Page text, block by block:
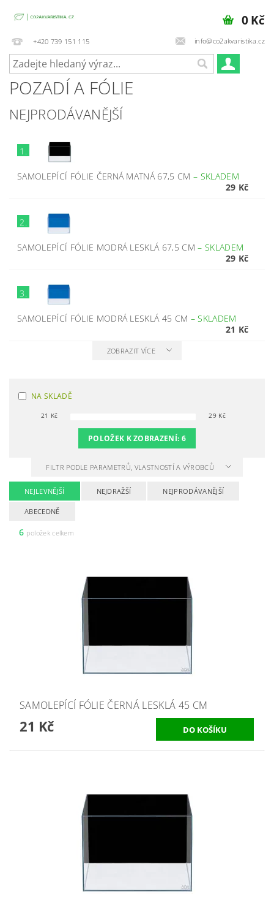
+420 739 151 115 info@co2akvaristika.cz
0 Kč
POZADÍ A FÓLIE
NEJPRODÁVANĚJŠÍ
1.
SAMOLEPÍCÍ FÓLIE ČERNÁ MATNÁ 67,5 CM – SKLADEM
29 Kč
2.
SAMOLEPÍCÍ FÓLIE MODRÁ LESKLÁ 67,5 CM– SKLADEM
29 Kč
3.
SAMOLEPÍCÍ FÓLIE MODRÁ LESKLÁ 45 CM –SKLADEM
21 Kč
ZOBRAZIT VÍCE
NA SKLADĚ
21 Kč 29Kč
POLOŽEK K ZOBRAZENÍ: 6
FILTR PODLE PARAMETRŮ, VLASTNOSTÍ A VÝROBCŮ
NEJLEVNĚJŠÍ NEJDRAŽŠÍ NEJPRODÁVANĚJŠÍ
ABECEDNĚ
6 položek celkem
SAMOLEPÍCÍ FÓLIE ČERNÁ LESKLÁ 45 CM
21 Kč